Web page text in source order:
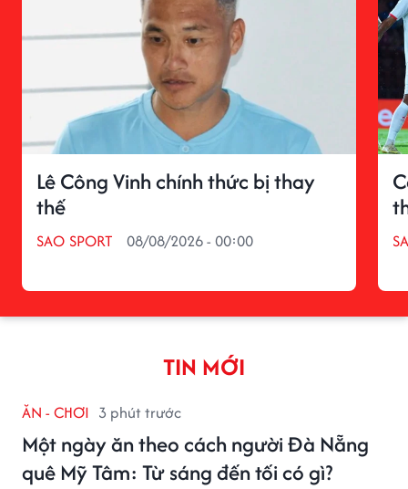
Lê Công Vinh chính thức bị thay
thế
SAO SPORT 08/08/2026 - 00:00
TIN MỚI
ĂN - CHƠI 3 phút trước
Một ngày ăn theo cách người Đà Nẵng
quê Mỹ Tâm: Từ sáng đến tối có gì?